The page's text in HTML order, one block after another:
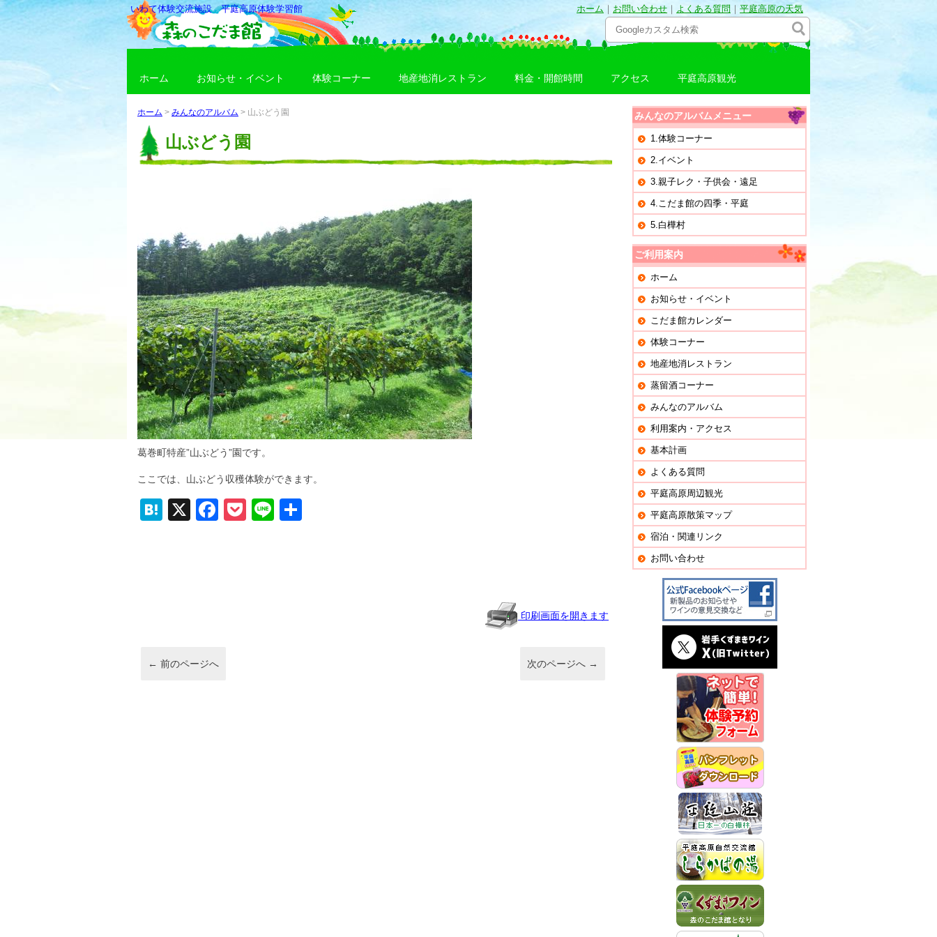
いわて体験交流施設 平庭高原体験学習館 ホーム ｜ お問い合わせ ｜ よくある質問 ｜ 平庭高原の天気
ホーム お知らせ・イベント 体験コーナー 地産地消レストラン 料金・開館時間 アクセス 平庭高原観光
ホーム > みんなのアルバム > 山ぶどう園
山ぶどう園
葛巻町特産”山ぶどう”園です。
ここでは、山ぶどう収穫体験ができます。
H
X
F
k
P
Li
印刷画面を開きます
← 前のページへ 次のページへ →
みんなのアルバムメニュー
1.体験コーナー
2.イベント
3.親子レク・子供会・遠足
4.こだま館の四季・平庭
5.白樺村
ご利用案内
ホーム
お知らせ・イベント
こだま館カレンダー
体験コーナー
地産地消レストラン
蒸留酒コーナー
みんなのアルバム
利用案内・アクセス
基本計画
よくある質問
平庭高原周辺観光
平庭高原散策マップ
宿泊・関連リンク
お問い合わせ